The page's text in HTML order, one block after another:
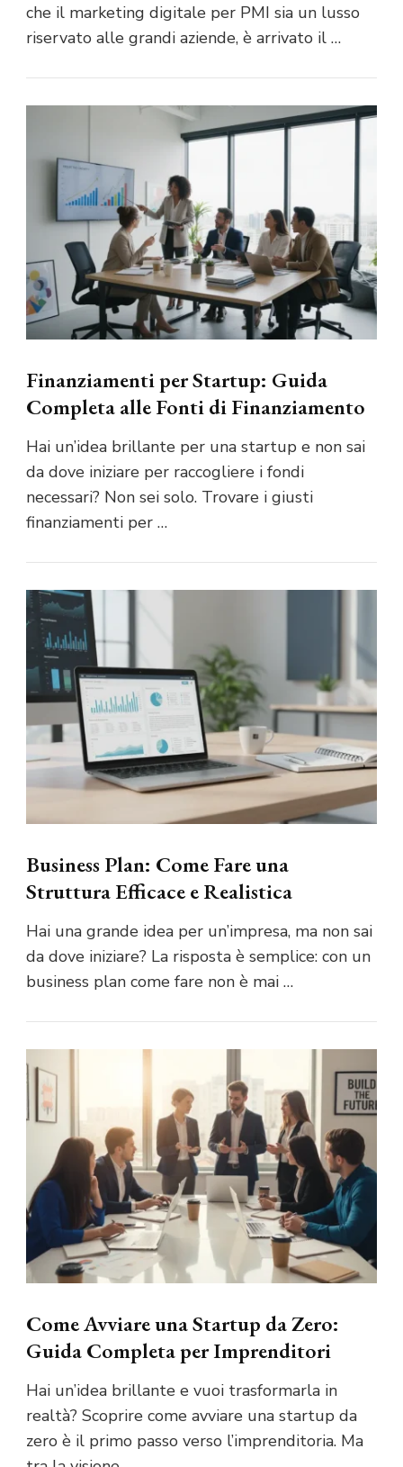
che il marketing digitale per PMI sia un lusso
riservato alle grandi aziende, è arrivato il …
Finanziamenti per Startup: Guida
Completa alle Fonti di Finanziamento
Hai un’idea brillante per una startup e non sai
da dove iniziare per raccogliere i fondi
necessari? Non sei solo. Trovare i giusti
finanziamenti per …
Business Plan: Come Fare una
Struttura Efficace e Realistica
Hai una grande idea per un’impresa, ma non sai
da dove iniziare? La risposta è semplice: con un
business plan come fare non è mai …
Come Avviare una Startup da Zero:
Guida Completa per Imprenditori
Hai un’idea brillante e vuoi trasformarla in
realtà? Scoprire come avviare una startup da
zero è il primo passo verso l’imprenditoria. Ma